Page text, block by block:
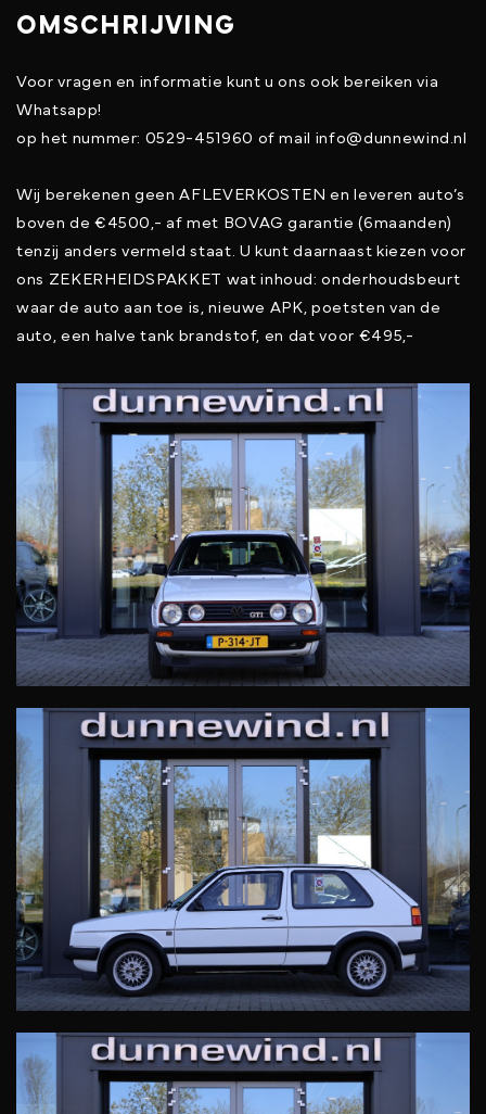
OMSCHRIJVING
Voor vragen en informatie kunt u ons ook bereiken via
Whatsapp!
op het nummer: 0529-451960 of mail info@dunnewind.nl
Wij berekenen geen AFLEVERKOSTEN en leveren auto’s
boven de €4500,- af met BOVAG garantie (6maanden)
tenzij anders vermeld staat. U kunt daarnaast kiezen voor
ons ZEKERHEIDSPAKKET wat inhoud: onderhoudsbeurt
waar de auto aan toe is, nieuwe APK, poetsten van de
auto, een halve tank brandstof, en dat voor €495,-